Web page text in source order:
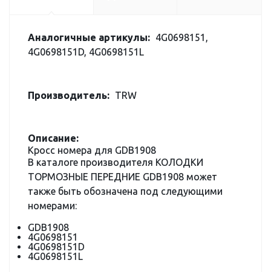
Аналогичные артикулы: 4G0698151,
4G0698151D, 4G0698151L
Производитель: TRW
Описание:
Кросс номера для GDB1908
В каталоге производителя КОЛОДКИ
ТОРМОЗНЫЕ ПЕРЕДНИЕ GDB1908 может
также быть обозначена под следующими
номерами:
GDB1908
4G0698151
4G0698151D
4G0698151L